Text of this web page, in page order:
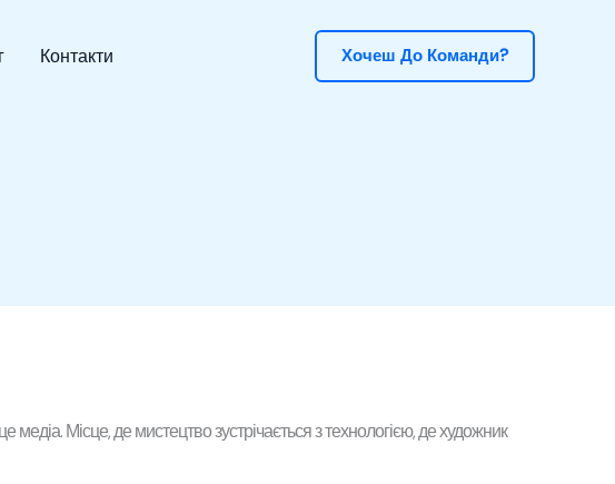
Контакти Хочеш До Команди?
Місце, де мистецтво зустрічається з технологією, де художник